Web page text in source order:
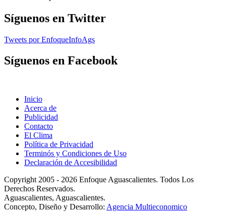
Síguenos en Twitter
Tweets por EnfoqueInfoAgs
Síguenos en Facebook
Inicio
Acerca de
Publicidad
Contacto
El Clima
Política de Privacidad
Terminós y Condiciones de Uso
Declaración de Accesibilidad
Copyright 2005 - 2026 Enfoque Aguascalientes. Todos Los
Derechos Reservados.
Aguascalientes, Aguascalientes.
Concepto, Diseño y Desarrollo: Agencia Multieconomico